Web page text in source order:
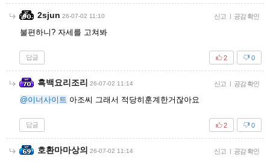
2sjun 26-07-02 11:10 신고 공감 확인
불편하니? 자세를 고쳐봐
답글 0
2
흑백요리조리 26-07-02 11:14 신고 공감 확인
@이너사이트 아조씨 그래서 적당히훈계한거잖아요
답글 0
2
호환마마상의 26-07-02 11:14 신고 공감 확인